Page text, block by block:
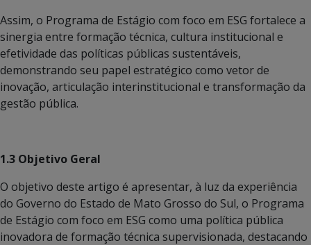
Assim, o Programa de Estágio com foco em ESG fortalece a
sinergia entre formação técnica, cultura institucional e
efetividade das políticas públicas sustentáveis,
demonstrando seu papel estratégico como vetor de
inovação, articulação interinstitucional e transformação da
gestão pública.
1.3 Objetivo Geral
O objetivo deste artigo é apresentar, à luz da experiência
do Governo do Estado de Mato Grosso do Sul, o Programa
de Estágio com foco em ESG como uma política pública
inovadora de formação técnica supervisionada, destacando